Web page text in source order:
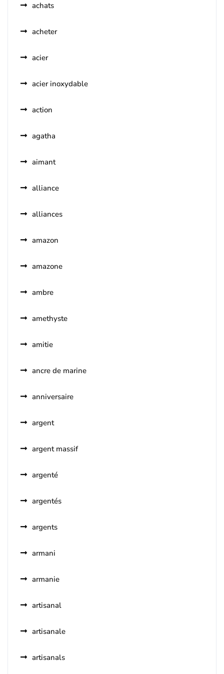
achats
acheter
acier
acier inoxydable
action
agatha
aimant
alliance
alliances
amazon
amazone
ambre
amethyste
amitie
ancre de marine
anniversaire
argent
argent massif
argenté
argentés
argents
armani
armanie
artisanal
artisanale
artisanals